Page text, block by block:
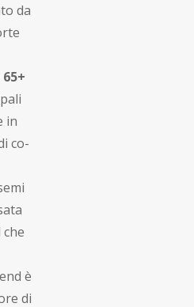
da
in
co-
è
di